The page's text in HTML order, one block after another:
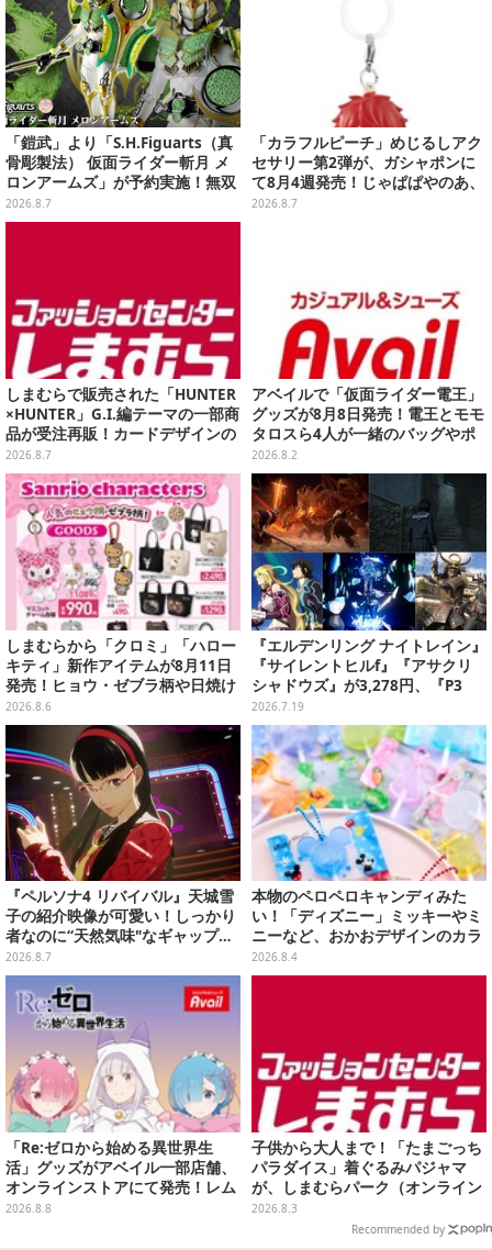
「鎧武」より「S.H.Figuarts（真
骨彫製法） 仮面ライダー斬月 メ
ロンアームズ」が予約実施！無双
セイバー、メロンディフェンダー
が付属
2026.8.7
「カラフルピーチ」めじるしアク
セサリー第2弾が、ガシャポンに
て8月4週発売！じゃぱぱやのあ、
シヴァたちメンバー11名分ライン
2026.8.7
しまむらで販売された「HUNTER
×HUNTER」G.I.編テーマの一部商
品が受注再販！カードデザインの
キーホルダーや、キルアたちのセ
リフ付ソックスなど
2026.8.7
アベイルで「仮面ライダー電王」
グッズが8月8日発売！電王とモモ
タロスら4人が一緒のバッグやポ
ーチ、収納ボックスも
2026.8.2
しまむらから「クロミ」「ハロー
キティ」新作アイテムが8月11日
発売！ヒョウ・ゼブラ柄や日焼け
デザインの可愛い雑貨・アパレル
など多数
2026.8.6
『エルデンリング ナイトレイン』
『サイレントヒルf』『アサクリ
シャドウズ』が3,278円、『P3
R』『TOXリマスター』は2,728円
に！─ゲオ店舗セールを実地調査
2026.7.19
『ペルソナ4 リバイバル』天城雪
子の紹介映像が可愛い！しっかり
者なのに“天然気味"なギャップ…
幼馴染・千枝に助けられる姿にも
注目
2026.8.7
本物のペロペロキャンディみた
い！「ディズニー」ミッキーやミ
ニーなど、おかおデザインのカラ
フルチャーム全10種が8月31日発
売
2026.8.4
「Re:ゼロから始める異世界生
活」グッズがアベイル一部店舗、
オンラインストアにて発売！レム
＆ラムTシャツなどラインナップ
2026.8.8
子供から大人まで！「たまごっち
パラダイス」着ぐるみパジャマ
が、しまむらパーク（オンライン
ストア）にて受注生産
2026.8.3
Recommended by